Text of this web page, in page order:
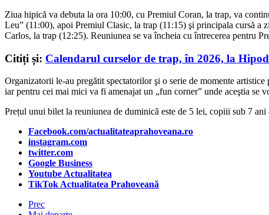
Ziua hipică va debuta la ora 10:00, cu Premiul Coran, la trap, va
Leu” (11:00), apoi Premiul Clasic, la trap (11:15) şi principala cursă
Carlos, la trap (12:25). Reuniunea se va încheia cu întrecerea pentru
Citiți și: Calendarul curselor de trap, în 2026, la
Organizatorii le-au pregătit spectatorilor şi o serie de momente
iar pentru cei mai mici va fi amenajat un „fun corner” unde aceştia se
Prețul unui bilet la reuniunea de duminică este de 5 lei, copiii sub 7 ani
Facebook.com/actualitateaprahoveana.ro
instagram.com
twitter.com
Google Business
Youtube Actualitatea
TikTok Actualitatea Prahoveană
Prec